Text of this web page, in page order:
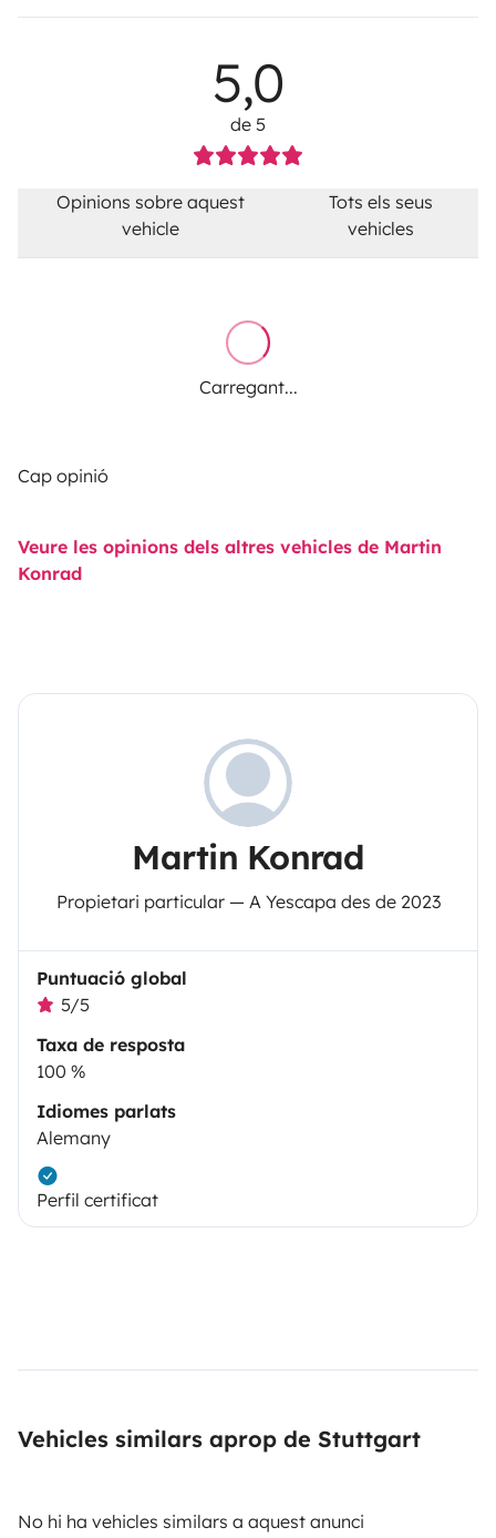
5,0
de 5
Opinions sobre aquest
vehicle
Tots els seus
vehicles
Carregant...
Cap opinió
Veure les opinions dels altres vehicles de Martin
Konrad
Martin Konrad
Propietari particular — A Yescapa des de 2023
Puntuació global
5/5
Taxa de resposta
100 %
Idiomes parlats
Alemany
Perfil certificat
Vehicles similars aprop de Stuttgart
No hi ha vehicles similars a aquest anunci